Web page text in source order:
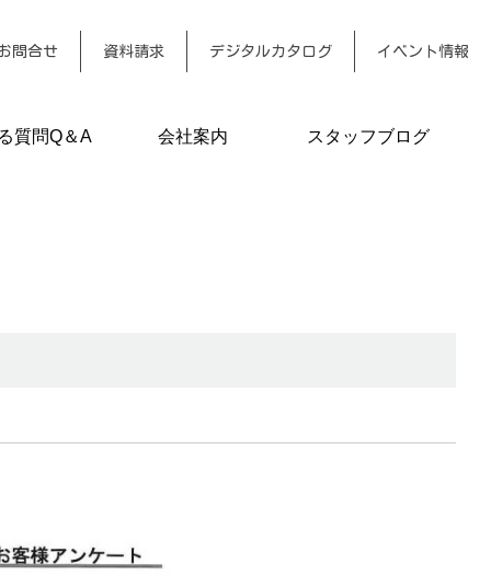
問合せ 資料請求 デジタルカタログ イベント情報
質問Q＆A 会社案内 スタッフブログ